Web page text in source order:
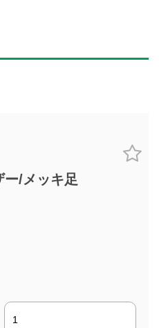
ー/メッキ足